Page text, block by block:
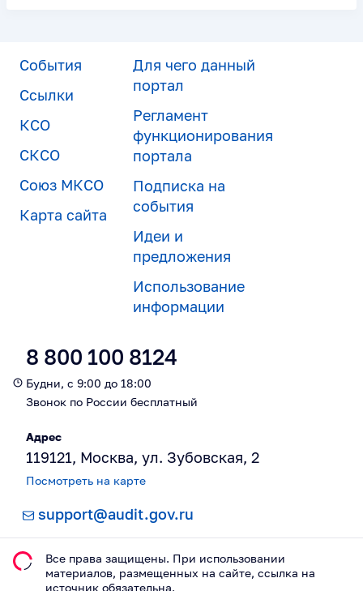
События
Ссылки
КСО
СКСО
Союз МКСО
Карта сайта
Для чего данный
портал
Регламент
функционирования
портала
Подписка на
события
Идеи и
предложения
Использование
информации
8 800 100 8124
Будни, с 9:00 до 18:00
Звонок по России бесплатный
Адрес
119121, Москва, ул. Зубовская, 2
Посмотреть на карте
support@audit.gov.ru
Все права защищены. При использовании
материалов, размещeнных на сайте, ссылка на
источник обязательна.